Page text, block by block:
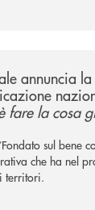
annuncia
fare la cosa
sul bene
che ha nel
territori.